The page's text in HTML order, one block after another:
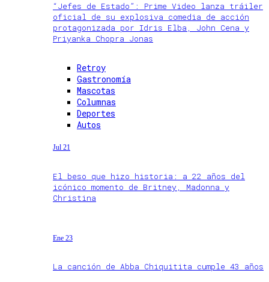
“Jefes de Estado”: Prime Video lanza tráiler
oficial de su explosiva comedia de acción
protagonizada por Idris Elba, John Cena y
Priyanka Chopra Jonas
Retroy
Gastronomía
Mascotas
Columnas
Deportes
Autos
Jul 21
El beso que hizo historia: a 22 años del
icónico momento de Britney, Madonna y
Christina
Ene 23
La canción de Abba Chiquitita cumple 43 años